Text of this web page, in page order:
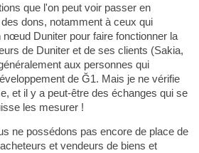
que l'on peut voir passer en
dons, notamment à ceux qui
nœud Duniter pour faire fonctionner la
de Duniter et de ses clients (Sakia,
aux personnes qui
de Ğ1. Mais je ne vérifie
et il y a peut-être des échanges qui se
les mesurer !
ne possédons pas encore de place de
et vendeurs de biens et